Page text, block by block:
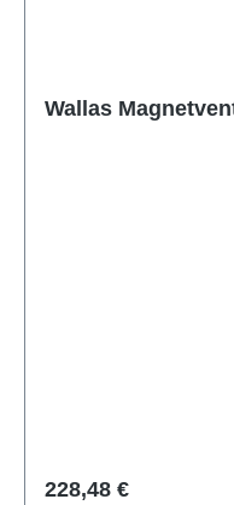
Wallas
Regulärer Preis:
228,48 €